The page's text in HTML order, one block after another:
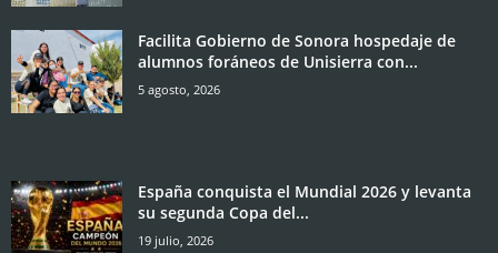
Facilita Gobierno de Sonora hospedaje de
alumnos foráneos de Unisierra con...
5 agosto, 2026
España conquista el Mundial 2026 y levanta
su segunda Copa del...
19 julio, 2026